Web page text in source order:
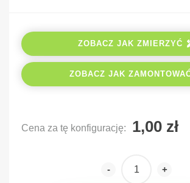
ZOBACZ JAK ZMIERZYĆ
ZOBACZ JAK
Cena za tę konfigurację:
- +